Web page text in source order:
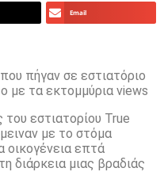
Email
πήγαν σε εστιατόριο
με τα εκτομμύρια views
εστιατορίου True
με το στόμα
οικογένεια επτά
διάρκεια μιας βραδιάς